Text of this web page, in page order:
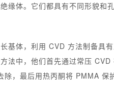
体。它们都具有不同形貌和孔
基体，利用 CVD 方法制备具
法中，他们首先通过常压
，最后用热丙酮将 PMMA 保